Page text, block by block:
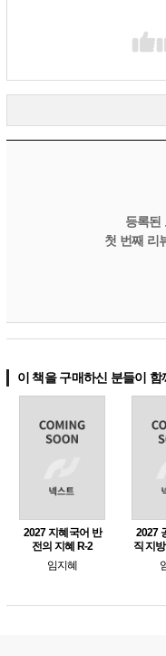
등록된
첫 번째 리
이 책을 구매하신 분들이 함
2027 지혜국어 반
전의 지혜 R-2
임지혜
2027
직 지
유형